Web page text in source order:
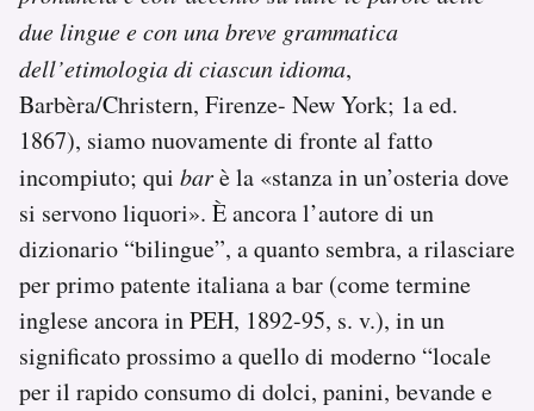
due lingue e con una breve grammatica
dell’etimologia di ciascun idioma,
Barbèra/Christern, Firenze- New York; 1a ed.
1867), siamo nuovamente di fronte al fatto
incompiuto; qui barè la «stanza in un’osteria dove
si servono liquori». È ancora l’autore di un
dizionario “bilingue”, a quanto sembra, a rilasciare
per primo patente italiana a bar (come termine
inglese ancora in PEH, 1892-95, s. v.), in un
significato prossimo a quello di moderno “locale
per il rapido consumo di dolci, panini, bevande e